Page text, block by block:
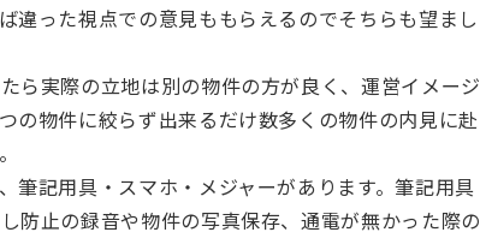
違った視点での意見ももらえるのでそちらも望まし
ら実際の立地は別の物件の方が良く、運営イメージ
の物件に絞らず出来るだけ数多くの物件の内見に赴
筆記用具・スマホ・メジャーがあります。筆記用具
防止の録音や物件の写真保存、通電が無かった際の